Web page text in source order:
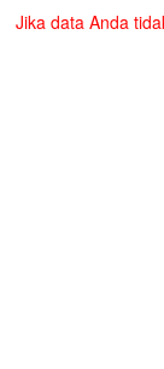
Jika data Anda